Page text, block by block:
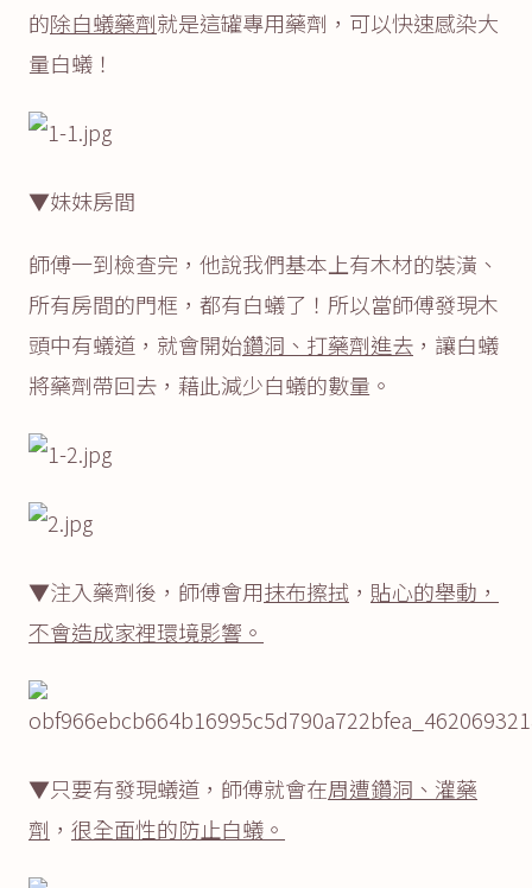
的除白蟻藥劑就是這罐專用藥劑，可以快速感染大
量白蟻！
▼妹妹房間
師傅一到檢查完，他說我們基本上有木材的裝潢、
所有房間的門框，都有白蟻了！所以當師傅發現木
頭中有蟻道，就會開始鑽洞、打藥劑進去 ，讓白蟻
將藥劑帶回去，藉此減少白蟻的數量。
▼注入藥劑後，師傅會用抹布擦拭 ， 貼心的舉動，
不會造成家裡環境影響。
▼只要有發現蟻道，師傅就會在周遭鑽洞、灌藥
劑 ， 很全面性的防止白蟻。